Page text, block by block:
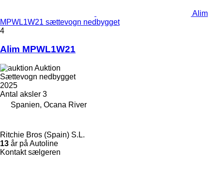
Alim
MPWL1W21 sættevogn nedbygget
4
Alim MPWL1W21
Auktion
Sættevogn nedbygget
2025
Antal aksler 3
Spanien, Ocana River
Ritchie Bros (Spain) S.L.
13 år på Autoline
Kontakt sælgeren